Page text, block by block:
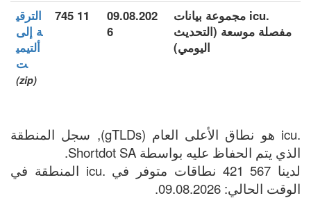
.icu مجموعة بيانات
مفصلة موسعة (التحديث
اليومي)
09.08.202
6
11 745
الترقي
ة إلى
ألتيمي
ت
(zip)
.icu هو نطاق الأعلى العام (gTLDs), سجل المنطقة
الذي يتم الحفاظ عليه بواسطة Shortdot SA.
لدينا 567 421 نطاقات متوفر في .icu المنطقة في
الوقت الحالي: 09.08.2026.